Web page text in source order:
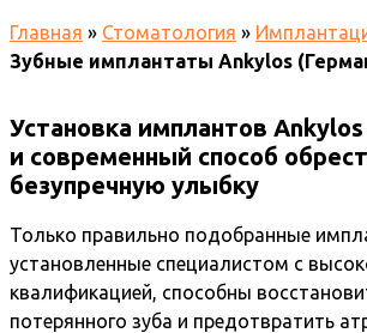
Главная » Стоматология »
Зубные имплантаты Ankylos
Установка имплантов
и современный способ
безупречную улыбку
Только правильно подобранные
установленные специалистом с
квалификацией, способны
потерянного зуба и предотвратить